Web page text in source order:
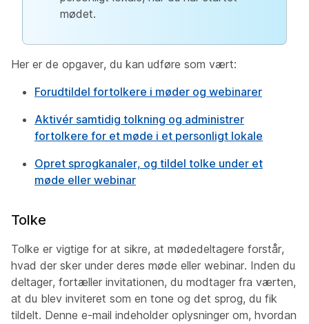
mødet.
Her er de opgaver, du kan udføre som vært:
Forudtildel fortolkere i møder og webinarer
Aktivér samtidig tolkning og administrer
fortolkere for et møde i et personligt lokale
Opret sprogkanaler, og tildel tolke under et
møde eller webinar
Tolke
Tolke er vigtige for at sikre, at mødedeltagere forstår,
hvad der sker under deres møde eller webinar. Inden du
deltager, fortæller invitationen, du modtager fra værten,
at du blev inviteret som en tone og det sprog, du fik
tildelt. Denne e-mail indeholder oplysninger om, hvordan